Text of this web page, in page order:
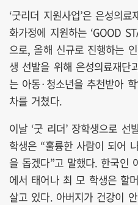
‘굿리더 지원사업’은 은성의
화가정에 지원하는 ‘GOOD
으로, 올해 신규로 진행하는
생 선발을 위해 은성의료재단
는 아동·청소년을 추천받아
차를 거쳤다.
이날 ‘굿 리더’ 장학생으로
학생은 “훌륭한 사람이 되어
을 돕겠다”고 말했다. 한국인
에서 태어나 최 모 학생은 할
살고 있다. 아버지가 건강이